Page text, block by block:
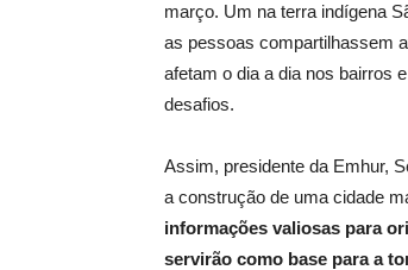
março. Um na terra indígena
as pessoas compartilhassem
afetam o dia a dia nos bairros
desafios.
Assim, presidente da Emhur,
a construção de uma cidade
informações valiosas para
servirão como base para a